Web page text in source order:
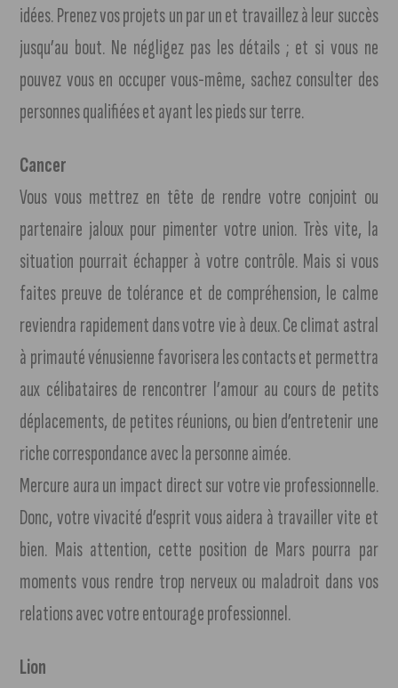
idées. Prenez vos projets un par un et travaillez à leur succès
jusqu’au bout. Ne négligez pas les détails ; et si vous ne
pouvez vous en occuper vous-même, sachez consulter des
personnes qualifiées et ayant les pieds sur terre.
Cancer
Vous vous mettrez en tête de rendre votre conjoint ou
partenaire jaloux pour pimenter votre union. Très vite, la
situation pourrait échapper à votre contrôle. Mais si vous
faites preuve de tolérance et de compréhension, le calme
reviendra rapidement dans votre vie à deux. Ce climat astral
à primauté vénusienne favorisera les contacts et permettra
aux célibataires de rencontrer l’amour au cours de petits
déplacements, de petites réunions, ou bien d’entretenir une
riche correspondance avec la personne aimée.
Mercure aura un impact direct sur votre vie professionnelle.
Donc, votre vivacité d’esprit vous aidera à travailler vite et
bien. Mais attention, cette position de Mars pourra par
moments vous rendre trop nerveux ou maladroit dans vos
relations avec votre entourage professionnel.
Lion